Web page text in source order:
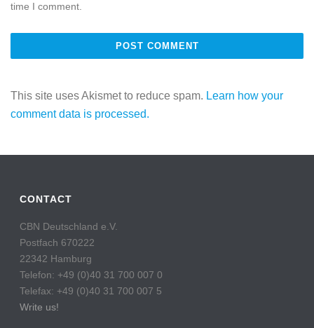
time I comment.
This site uses Akismet to reduce spam. Learn how your
comment data is processed.
CONTACT
CBN Deutschland e.V.
Postfach 670222
22342 Hamburg
Telefon: +49 (0)40 31 700 007 0
Telefax: +49 (0)40 31 700 007 5
Write us!